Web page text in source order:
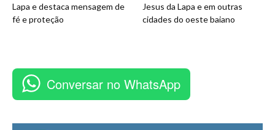
Lapa e destaca mensagem de
fé e proteção
Jesus da Lapa e em outras
cidades do oeste baiano
Conversar no WhatsApp